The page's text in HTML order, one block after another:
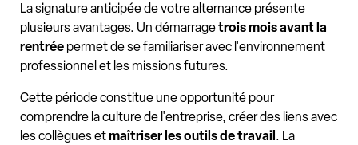
La signature anticipée de votre alternance présente
plusieurs avantages. Un démarragetrois mois avant la
rentrée permet de se familiariser avec l'environnement
professionnel et les missions futures.
Cette période constitue une opportunité pour
comprendre la culture de l'entreprise, créer des liens avec
les collègues etmaîtriser les outils de travail . La